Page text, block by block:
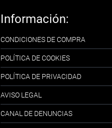
Información:
CONDICIONES DE COMPRA
POLÍTICA DE COOKIES
POLÍTICA DE PRIVACIDAD
AVISO LEGAL
CANAL DE DENUNCIAS